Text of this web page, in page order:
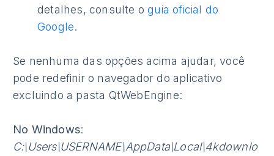
detalhes, consulte oguia oficial do
Google.
Se nenhuma das opções acima ajudar, você
pode redefinir o navegador do aplicativo
excluindo a pasta QtWebEngine:
No Windows:
C:\Users\USERNAME\AppData\Local\4kdownlo